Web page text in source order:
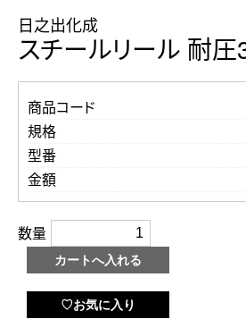
日之出化成
スチールリール 耐
商品コード
規格
型番
金額
数量